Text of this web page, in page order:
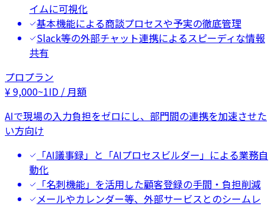
イムに可視化
基本機能による商談プロセスや予実の徹底管理
Slack等の外部チャット連携によるスピーディな情報
共有
プロプラン
¥9,000~1ID / 月額
AIで現場の入力負担をゼロにし、部門間の連携を加速させた
い方向け
「AI議事録」と「AIプロセスビルダー」による業務自
動化
「名刺機能」を活用した顧客登録の手間・負担削減
メールやカレンダー等、外部サービスとのシームレ